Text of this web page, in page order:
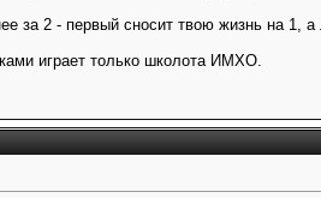
за 2 - первый сносит твою жизнь на 1,
играет только школота ИМХО.